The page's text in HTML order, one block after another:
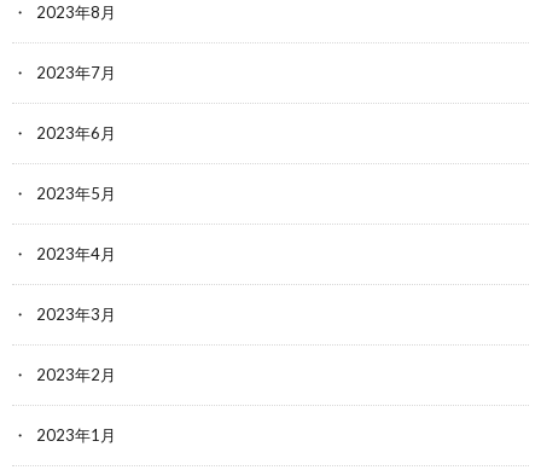
2023年8月
2023年7月
2023年6月
2023年5月
2023年4月
2023年3月
2023年2月
2023年1月